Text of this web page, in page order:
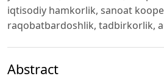
iqtisodiy hamkorlik, sanoat
raqobatbardoshlik, tadbirkorlik,
Abstract